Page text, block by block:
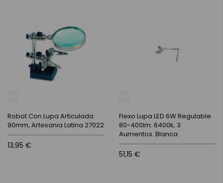
Robot Con Lupa Articulada
90mm, Artesania Latina 27022
13,95 €
Flexo Lupa LED 6W Regulable
80-400lm. 6400k, 3
Aumentos. Blanca
51,15 €